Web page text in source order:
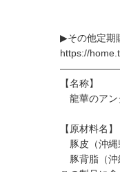
▶︎その他定期
https://
【名称】
龍華のアン
【原材料名】
豚皮（沖縄
豚背脂（沖